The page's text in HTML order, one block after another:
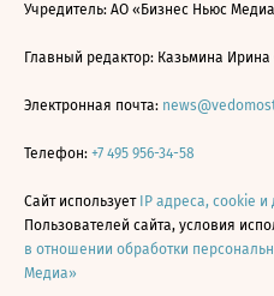
Учредитель: АО «Бизнес Ньюс
Главный редактор: Казьмина Ирина
Электронная почта:
Телефон: +7 495 956-34-58
Сайт использует IP адреса, cookie
Пользователей сайта, условия
в отношении обработки
Медиа»